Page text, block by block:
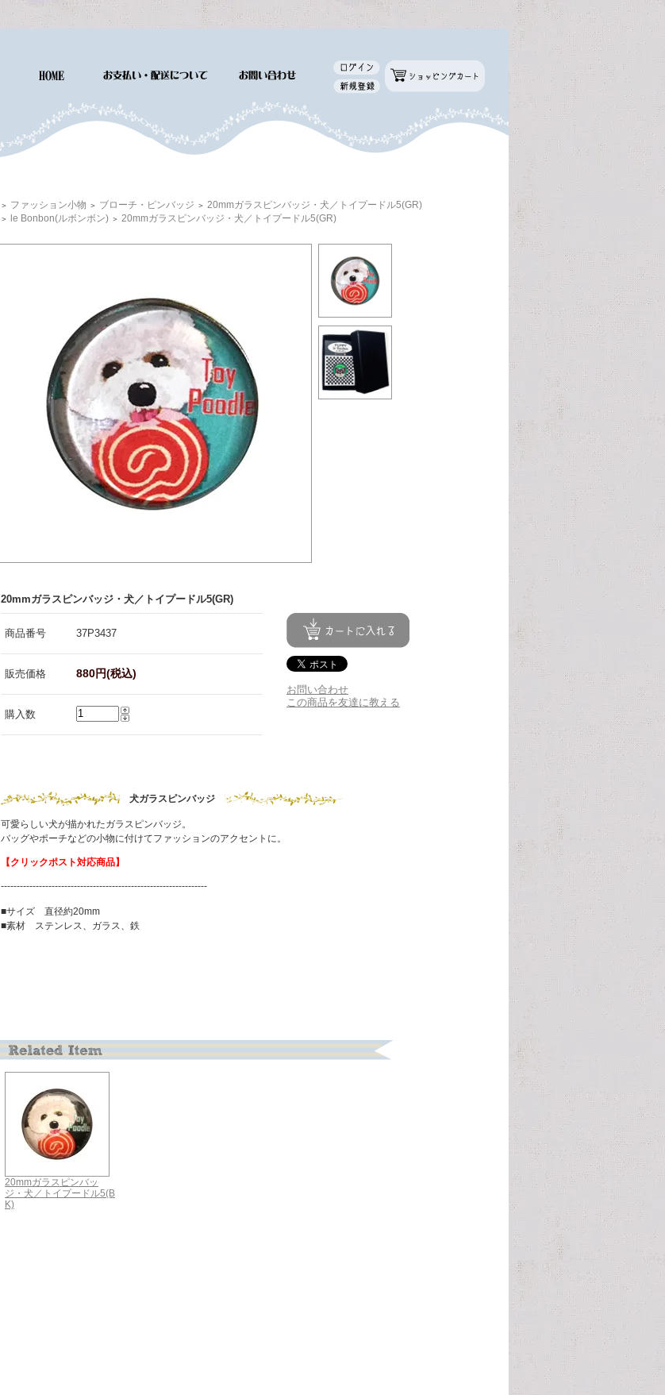
＞ ファッション小物 ＞ ブローチ・ピンバッジ ＞ 20mmガラスピンバッジ・犬／トイプードル5(GR)
＞ le Bonbon(ルボンボン) ＞ 20mmガラスピンバッジ・犬／トイプードル5(GR)
20mmガラスピンバッジ・犬／トイプードル5(GR)
商品番号 37P3437
販売価格 880円(税込)
購入数
お問い合わせ
この商品を友達に教える
犬ガラスピンバッジ
可愛らしい犬が描かれたガラスピンバッジ。
バッグやポーチなどの小物に付けてファッションのアクセントに。
【クリックポスト対応商品】
-----------------------------------------------------------------
■サイズ 直径約20mm
■素材 ステンレス、ガラス、鉄
20mmガラスピンバッ
ジ・犬／トイプードル5(B
K)